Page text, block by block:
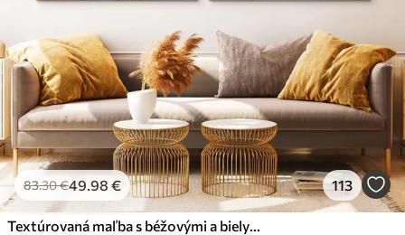
83.30€49.98 € 113
Textúrovaná maľba s béžovými a bielymi tvarmi